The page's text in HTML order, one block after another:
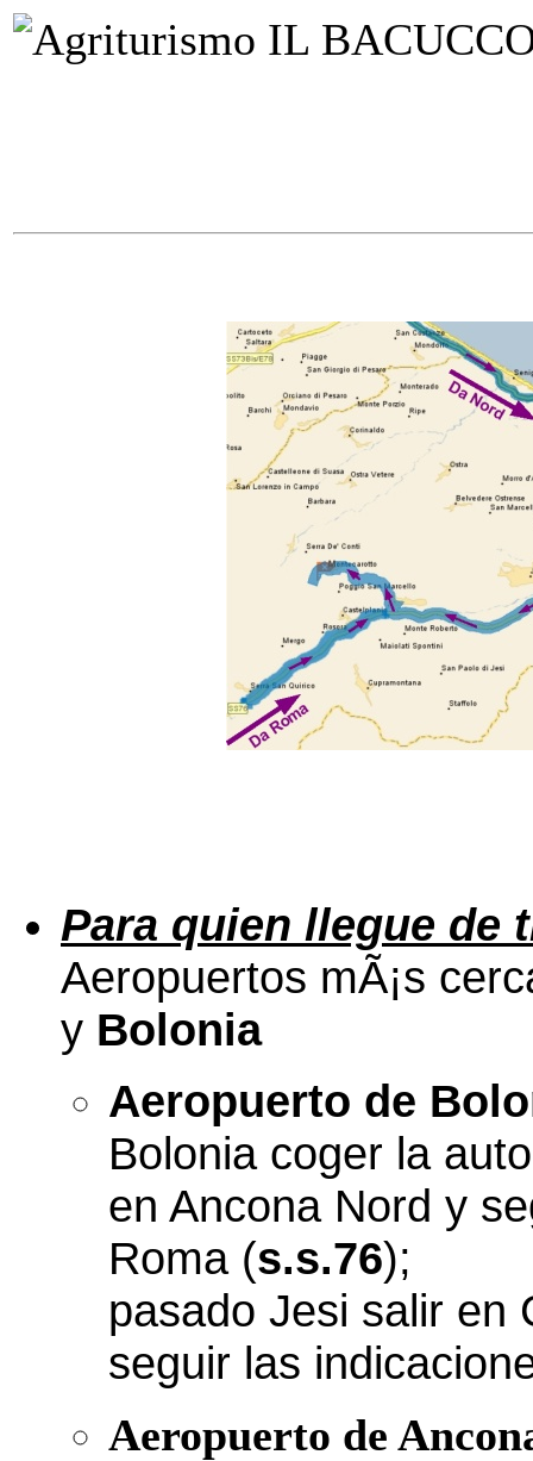
Para quien llegue de
Aeropuertos mÃ¡s
y Bolonia
Aeropuerto de
Bolonia coger la
en Ancona Nord y
Roma (s.s.76);
pasado Jesi salir en
seguir las
Aeropuerto de